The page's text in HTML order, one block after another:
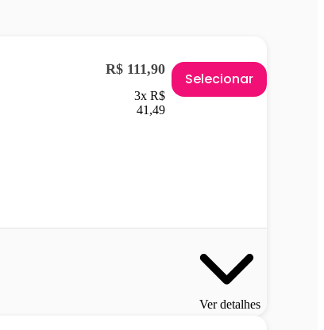
R$ 111,90
3x R$
41,49
Selecionar
Ver detalhes